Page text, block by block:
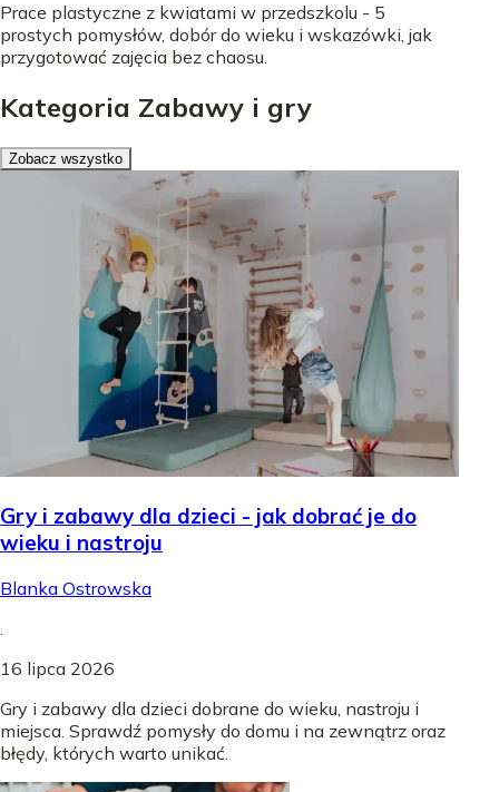
Prace plastyczne z kwiatami w przedszkolu - 5
prostych pomysłów, dobór do wieku i wskazówki, jak
przygotować zajęcia bez chaosu.
Kategoria Zabawy i gry
Zobacz wszystko
Gry i zabawy dla dzieci - jak dobrać je do
wieku i nastroju
Blanka Ostrowska
16 lipca 2026
Gry i zabawy dla dzieci dobrane do wieku, nastroju i
miejsca. Sprawdź pomysły do domu i na zewnątrz oraz
błędy, których warto unikać.